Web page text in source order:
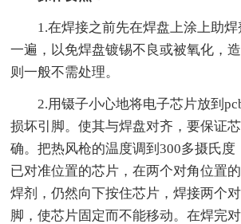
1.在焊接之前先在焊盘上涂上助焊
一遍，以免焊盘镀锡不良或被氧化，
则一般不需处理。
2.用镊子小心地将电子芯片放到
损坏引脚。使其与焊盘对齐，要保证
确。把热风枪的温度调到300多摄氏度
已对准位置的芯片，在两个对角位置
焊剂，仍然向下按住芯片，焊接两个对
脚，使芯片固定而不能移动。在焊完